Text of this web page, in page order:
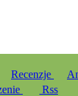
Recenzje
Rss